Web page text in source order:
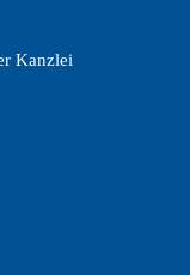
Kanzlei